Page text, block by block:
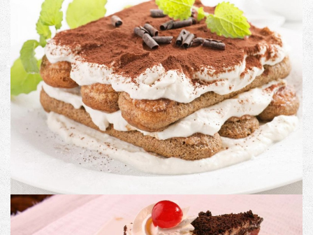
PRODUCT CODE
Description: Image with Lightbox